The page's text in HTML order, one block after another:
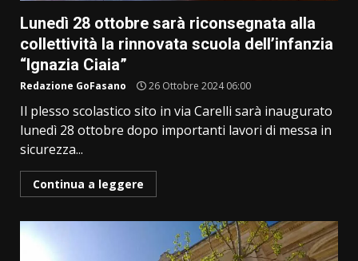
Lunedì 28 ottobre sarà riconsegnata alla
collettività la rinnovata scuola dell’infanzia
“Ignazia Ciaia”
Redazione GoFasano 26 Ottobre 2024 06:00
Il plesso scolastico sito in via Carelli sarà inaugurato
lunedì 28 ottobre dopo importanti lavori di messa in
sicurezza...
Continua a leggere